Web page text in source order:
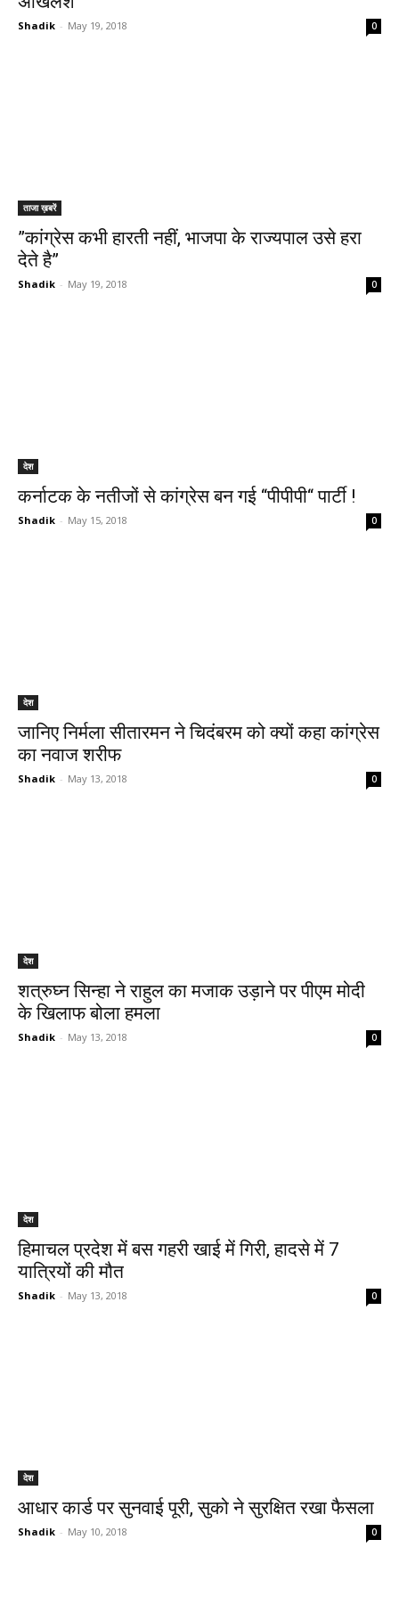
Shadik - May 19, 2018 0
ताजा ख़बरें
”कांग्रेस कभी हारती नहीं, भाजपा के राज्यपाल उसे हरा
देते है”
Shadik - May 19, 2018 0
देश
कर्नाटक के नतीजों से कांग्रेस बन गई ‘‘पीपीपी‘‘ पार्टी !
Shadik - May 15, 2018 0
देश
जानिए निर्मला सीतारमन ने चिदंबरम को क्यों कहा कांग्रेस
का नवाज शरीफ
Shadik - May 13, 2018 0
देश
शत्रुघ्न सिन्हा ने राहुल का मजाक उड़ाने पर पीएम मोदी
के खिलाफ बोला हमला
Shadik - May 13, 2018 0
देश
हिमाचल प्रदेश में बस गहरी खाई में गिरी, हादसे में 7
यात्रियों की मौत
Shadik - May 13, 2018 0
देश
आधार कार्ड पर सुनवाई पूरी, सुको ने सुरक्षित रखा फैसला
Shadik - May 10, 2018 0